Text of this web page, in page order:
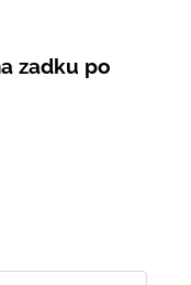
zadku po